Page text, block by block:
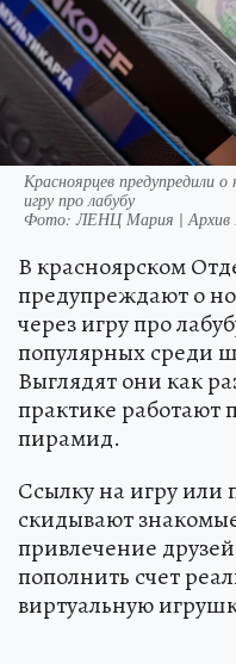
Красноярцев предупредили
игру про лабубу
Фото:ЛЕНЦ Мария | Архив
В красноярском
предупреждают о
через игру про
популярных среди
Выглядят они как
практике работают
пирамид.
Ссылку на игру или
скидывают
привлечение
пополнить счет
виртуальную